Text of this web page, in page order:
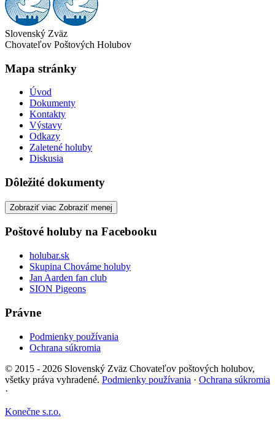
Slovenský Zväz
Chovateľov Poštových Holubov
Mapa stránky
Úvod
Dokumenty
Kontakty
Výstavy
Odkazy
Zaletené holuby
Diskusia
Dôležité dokumenty
Zobraziť viac Zobraziť menej
Poštové holuby na Facebooku
holubar.sk
Skupina Chováme holuby
Jan Aarden fan club
SION Pigeons
Právne
Podmienky používania
Ochrana súkromia
© 2015 - 2026 Slovenský Zväz Chovateľov poštových holubov,
všetky práva vyhradené. Podmienky používania · Ochrana súkromia
·
Konečne s.r.o.